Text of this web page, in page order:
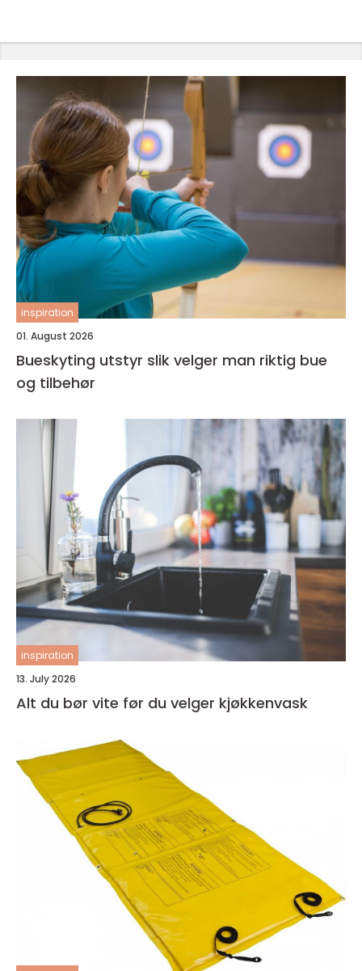
inspiration
01. August 2026
Bueskyting utstyr slik velger man riktig bue
og tilbehør
inspiration
13. July 2026
Alt du bør vite før du velger kjøkkenvask